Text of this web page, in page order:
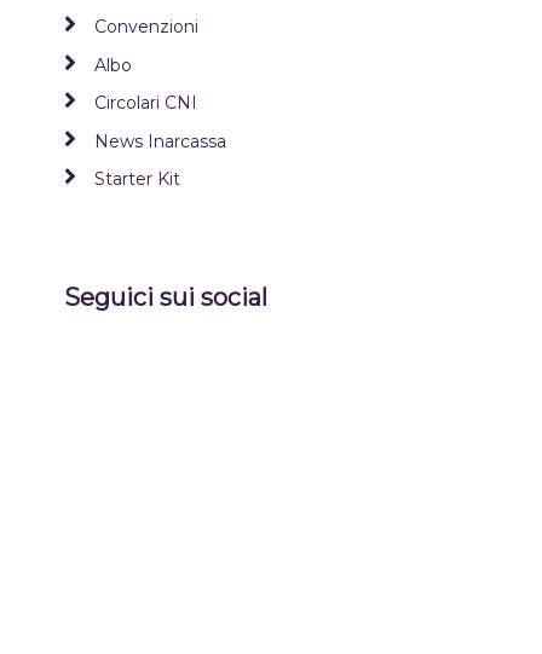
Convenzioni
Albo
Circolari CNI
News Inarcassa
Starter Kit
Seguici sui social